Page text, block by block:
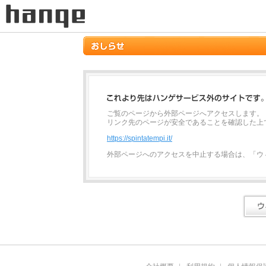
ご覧のページから外部ページへアクセスします。
リンク先のページが安全であることを確認した
https://spintatempi.it/
外部ページへのアクセスを中止する場合は、「